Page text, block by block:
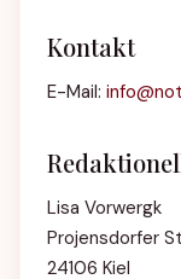
Kontakt
E-Mail:
Lisa Vorwergk
Projensdorfer
24106 Kiel